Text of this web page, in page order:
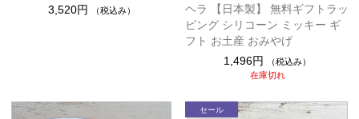
3,520円
（税込み）
ヘラ 【日本製】 無料ギフトラッ
ピング シリコーン ミッキー ギ
フト お土産 おみやげ
1,496円
（税込み）
在庫切れ